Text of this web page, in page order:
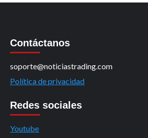
Los
en
la
Mundial.
Contáctanos
soporte@noticiastrading.com
Política de privacidad
Redes sociales
Youtube